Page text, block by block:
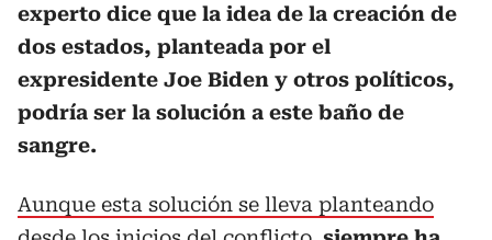
experto dice que la idea de la creación de
dos estados, planteada por el
expresidente Joe Biden y otros políticos,
podría ser la solución a este baño de
sangre.
Aunque esta solución se lleva planteando